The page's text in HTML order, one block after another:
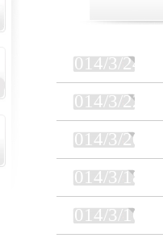
2014/3/24
2014/3/22
2014/3/20
2014/3/18
2014/3/16